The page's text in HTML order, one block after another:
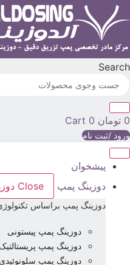
Search
0 تومان 0
Cart
ورود /ثبت نام
پیشخوان
دوزینگ پمپ
Close دوزینگ پمپ
دوزینگ پمپ براساس
دوزینگ پمپ پیستونی
دوزینگ پمپ پریستالتیک
دوزینگ پمپ